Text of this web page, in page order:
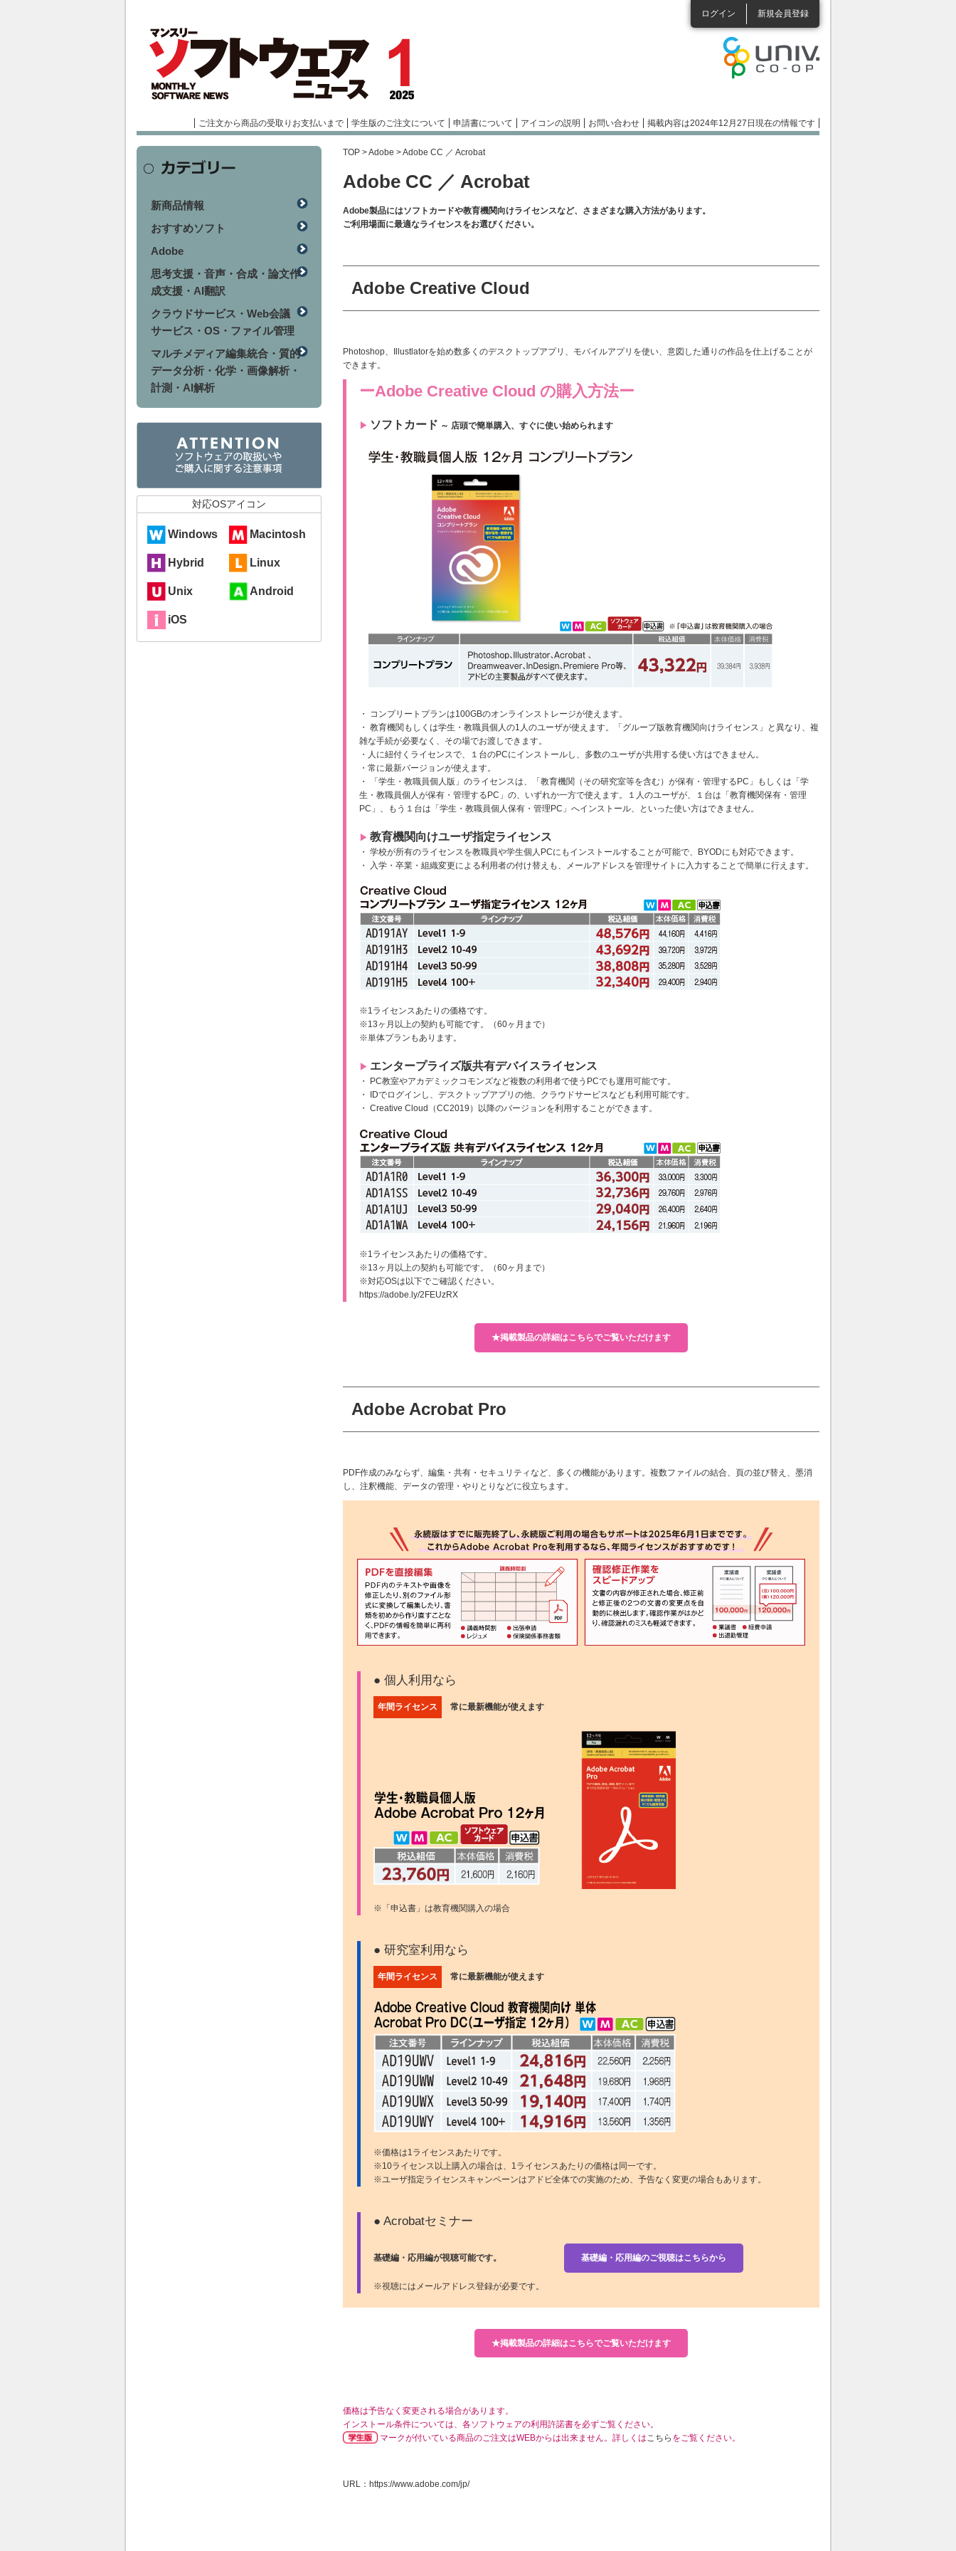
ログイン 新規会員登録
ご注文から商品の受取りお支払いまで 学生版のご注文について 申請書について アイコンの説明 お問い合わせ 掲載内容は2024年12月27日現在の情報です
TOP >Adobe > Adobe CC ／ Acrobat
Adobe CC ／ Acrobat
Adobe製品にはソフトカードや教育機関向けライセンスなど、さまざまな購入方法があります。
ご利用場面に最適なライセンスをお選びください。
Adobe Creative Cloud
Photoshop、Illustlatorを始め数多くのデスクトップアプリ、モバイルアプリを使い、意図した通りの作品を仕上げることが
できます。
ーAdobe Creative Cloud の購入方法ー
▶︎ ソフトカード ～ 店頭で簡単購入、すぐに使い始められます
・ コンプリートプランは100GBのオンラインストレージが使えます。
・ 教育機関もしくは学生・教職員個人の1人のユーザが使えます。「グループ版教育機関向けライセンス」と異なり、複
雑な手続が必要なく、その場でお渡しできます。
・人に紐付くライセンスで、１台のPCにインストールし、多数のユーザが共用する使い方はできません。
・常に最新バージョンが使えます。
・ 「学生・教職員個人版」のライセンスは、「教育機関（その研究室等を含む）が保有・管理するPC」もしくは「学
生・教職員個人が保有・管理するPC」の、いずれか一方で使えます。１人のユーザが、１台は「教育機関保有・管理
PC」、もう１台は「学生・教職員個人保有・管理PC」へインストール、といった使い方はできません。
▶︎ 教育機関向けユーザ指定ライセンス
・ 学校が所有のライセンスを教職員や学生個人PCにもインストールすることが可能で、BYODにも対応できます。
・ 入学・卒業・組織変更による利用者の付け替えも、メールアドレスを管理サイトに入力することで簡単に行えます。
※1ライセンスあたりの価格です。
※13ヶ月以上の契約も可能です。（60ヶ月まで）
※単体プランもあります。
▶︎ エンタープライズ版共有デバイスライセンス
・ PC教室やアカデミックコモンズなど複数の利用者で使うPCでも運用可能です。
・ IDでログインし、デスクトップアプリの他、クラウドサービスなども利用可能です。
・ Creative Cloud（CC2019）以降のバージョンを利用することができます。
※1ライセンスあたりの価格です。
※13ヶ月以上の契約も可能です。（60ヶ月まで）
※対応OSは以下でご確認ください。
https://adobe.ly/2FEUzRX
★掲載製品の詳細はこちらでご覧いただけます
Adobe Acrobat Pro
PDF作成のみならず、編集・共有・セキュリティなど、多くの機能があります。複数ファイルの結合、頁の並び替え、墨消
し、注釈機能、データの管理・やりとりなどに役立ちます。
● 個人利用なら
年間ライセンス 常に最新機能が使えます
※「申込書」は教育機関購入の場合
● 研究室利用なら
年間ライセンス 常に最新機能が使えます
※価格は1ライセンスあたりです。
※10ライセンス以上購入の場合は、1ライセンスあたりの価格は同一です。
※ユーザ指定ライセンスキャンペーンはアドビ全体での実施のため、予告なく変更の場合もあります。
● Acrobatセミナー
基礎編・応用編が視聴可能です。 基礎編・応用編のご視聴はこちらから
※視聴にはメールアドレス登録が必要です。
★掲載製品の詳細はこちらでご覧いただけます
価格は予告なく変更される場合があります。
インストール条件については、各ソフトウェアの利用許諾書を必ずご覧ください。
マークが付いている商品のご注文はWEBからは出来ません。詳しくはこちら をご覧ください。
URL： https://www.adobe.com/jp/
新商品情報
おすすめソフト
Adobe
思考支援・音声・合成・論文作
成支援・AI翻訳
クラウドサービス・Web会議
サービス・OS・ファイル管理
マルチメディア編集統合・質的
データ分析・化学・画像解析・
計測・AI解析
対応OSアイコン
Windows Macintosh
Hybrid Linux
Unix Android
iOS